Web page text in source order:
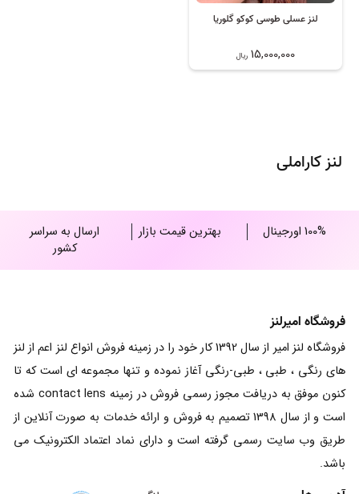
لنز عسلی طوسی کوکو گلوریا
15,000,000 ریال
لنز کاراملی
100% اورجینال بهترین قیمت بازار
ارسال به سراسر
کشور
فروشگاه امیرلنز
فروشگاه لنز امیر از سال 1392 کار خود را در زمینه فروش انواع لنز اعم از لنز
های رنگی ، طبی ، طبی-رنگی آغاز نموده و تنها مجموعه ای است که تا
کنون موفق به دریافت مجوز رسمی فروش در زمینه contact lens شده
است و از سال 1398 تصمیم به فروش و ارائه خدمات به صورت آنلاین از
طریق وب سایت رسمی گرفته است و دارای نماد اعتماد الکترونیک می
باشد.